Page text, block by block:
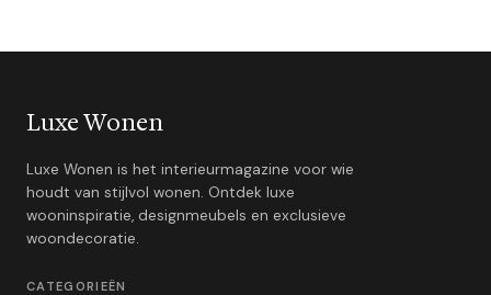
Luxe Wonen
Luxe Wonen is het interieurmagazine voor wie
houdt van stijlvol wonen. Ontdek luxe
wooninspiratie, designmeubels en exclusieve
woondecoratie.
CATEGORIEËN